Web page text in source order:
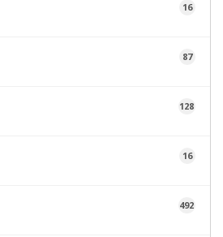
16
87
128
16
492